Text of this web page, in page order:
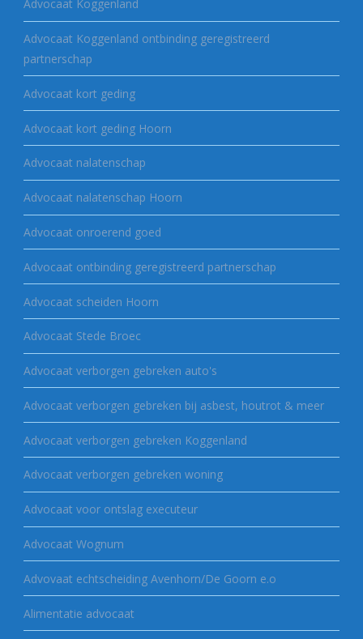
Advocaat Koggenland
Advocaat Koggenland ontbinding geregistreerd
partnerschap
Advocaat kort geding
Advocaat kort geding Hoorn
Advocaat nalatenschap
Advocaat nalatenschap Hoorn
Advocaat onroerend goed
Advocaat ontbinding geregistreerd partnerschap
Advocaat scheiden Hoorn
Advocaat Stede Broec
Advocaat verborgen gebreken auto's
Advocaat verborgen gebreken bij asbest, houtrot & meer
Advocaat verborgen gebreken Koggenland
Advocaat verborgen gebreken woning
Advocaat voor ontslag executeur
Advocaat Wognum
Advovaat echtscheiding Avenhorn/De Goorn e.o
Alimentatie advocaat